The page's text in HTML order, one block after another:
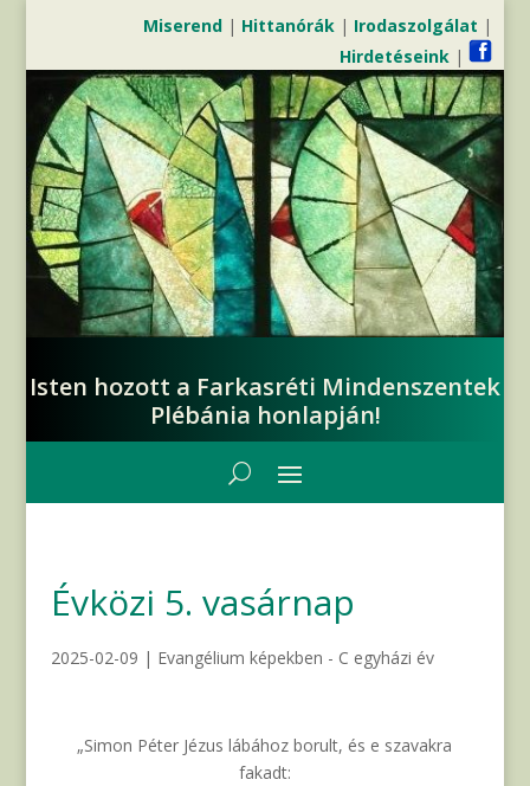
Miserend| Hittanórák| Irodaszolgálat |
Hirdetéseink|
Isten hozott a Farkasréti Mindenszentek
Plébánia honlapján!
Évközi 5. vasárnap
2025-02-09 | Evangélium képekben - C egyházi év
„Simon Péter Jézus lábához borult, és e szavakra
fakadt: